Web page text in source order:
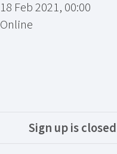
18 Feb 2021, 00:00
Online
Sign up is closed